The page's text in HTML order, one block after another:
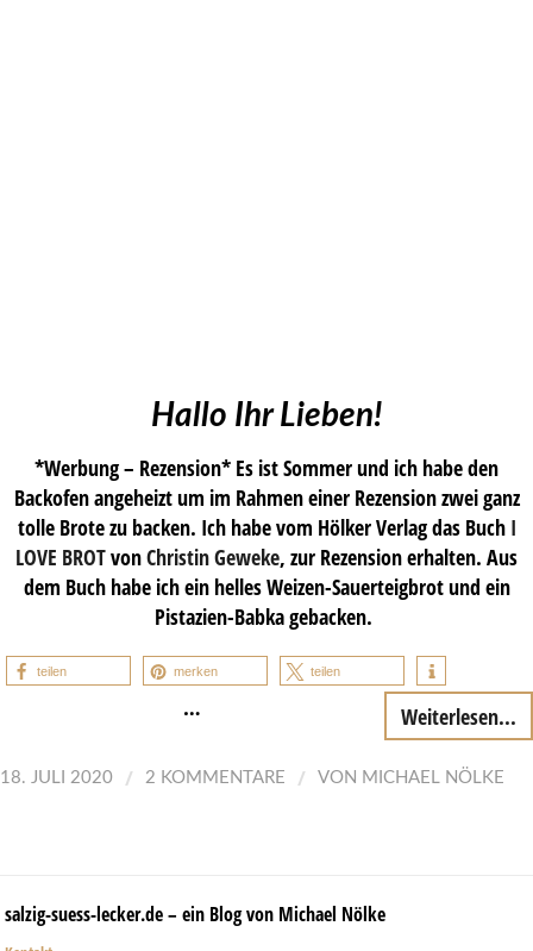
Hallo Ihr Lieben!
*Werbung – Rezension* Es ist Sommer und ich habe den
Backofen angeheizt um im Rahmen einer Rezension zwei ganz
tolle Brote zu backen. Ich habe vom Hölker Verlag das Buch I
LOVE BROTvonChristin Geweke, zur Rezension erhalten. Aus
dem Buch habe ich ein helles Weizen-Sauerteigbrot und ein
Pistazien-Babka gebacken.
teilen merken teilen
… Weiterlesen...
18. JULI 2020 / 2 KOMMENTARE / VON MICHAEL NÖLKE
salzig-suess-lecker.de – ein Blog von Michael Nölke